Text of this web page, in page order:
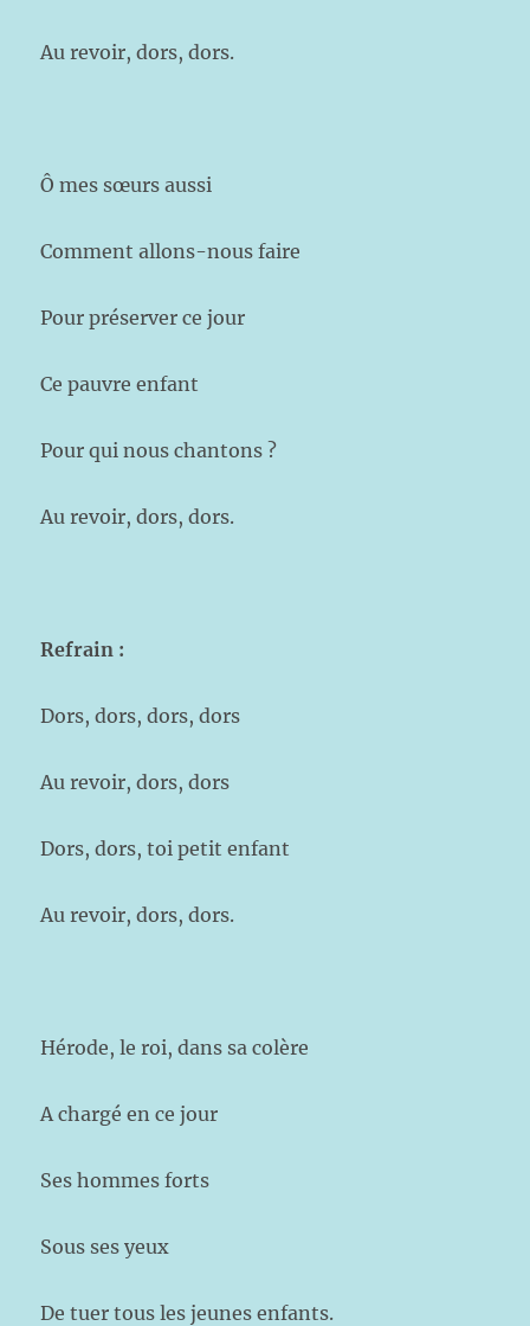
Au revoir, dors, dors.
Ô mes sœurs aussi
Comment allons-nous faire
Pour préserver ce jour
Ce pauvre enfant
Pour qui nous chantons ?
Au revoir, dors, dors.
Refrain :
Dors, dors, dors, dors
Au revoir, dors, dors
Dors, dors, toi petit enfant
Au revoir, dors, dors.
Hérode, le roi, dans sa colère
A chargé en ce jour
Ses hommes forts
Sous ses yeux
De tuer tous les jeunes enfants.